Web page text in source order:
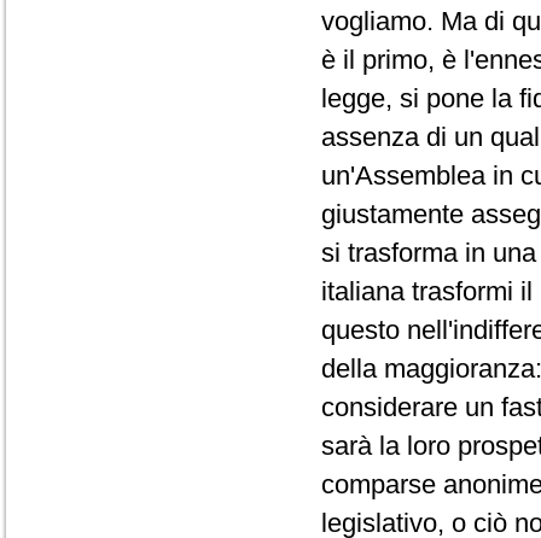
vogliamo. Ma di
è il primo, è
legge, si pone la
assenza di un
un'Assemblea in
giustamente
si trasforma in
italiana trasformi
questo
della
considerare un
sarà la loro
comparse
legislativo, o ciò